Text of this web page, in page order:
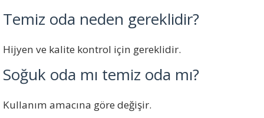
Temiz oda neden gereklidir?
Hijyen ve kalite kontrol için gereklidir.
Soğuk oda mı temiz oda mı?
Kullanım amacına göre değişir.